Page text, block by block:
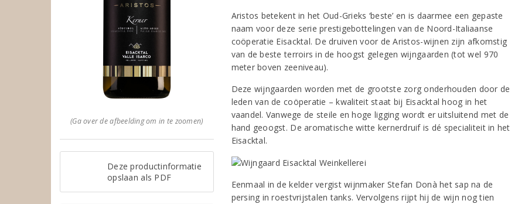
(Ga over de afbeelding om in te zoomen)
Deze productinformatie
opslaan als PDF
Aristos betekent in het Oud-Grieks ‘beste’ en is daarmee een gepaste
naam voor deze serie prestigebottelingen van de Noord-Italiaanse
coöperatie Eisacktal. De druiven voor de Aristos-wijnen zijn afkomstig
van de beste terroirs in de hoogst gelegen wijngaarden (tot wel 970
meter boven zeeniveau).
Deze wijngaarden worden met de grootste zorg onderhouden door de
leden van de coöperatie – kwaliteit staat bij Eisacktal hoog in het
vaandel. Vanwege de steile en hoge ligging wordt er uitsluitend met de
hand geoogst. De aromatische witte kernerdruif is dé specialiteit in het
Eisacktal.
Eenmaal in de kelder vergist wijnmaker Stefan Donà het sap na de
persing in roestvrijstalen tanks. Vervolgens rijpt hij de wijn nog tien